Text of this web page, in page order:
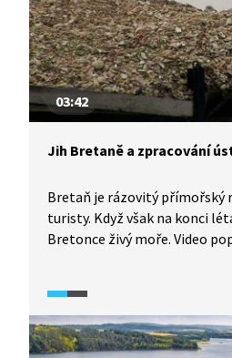
03:42
Jih Bretaně a zpracování
Bretaň je rázovitý přímořský
turisty. Když však na konci
Bretonce živý moře. Video